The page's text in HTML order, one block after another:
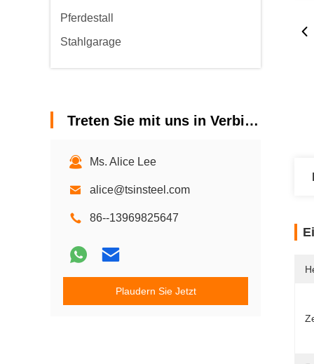
Pferdestall
Stahlgarage
Treten Sie mit uns in Verbindung
Ms. Alice Lee
alice@tsinsteel.com
86--13969825647
Plaudern Sie Jetzt